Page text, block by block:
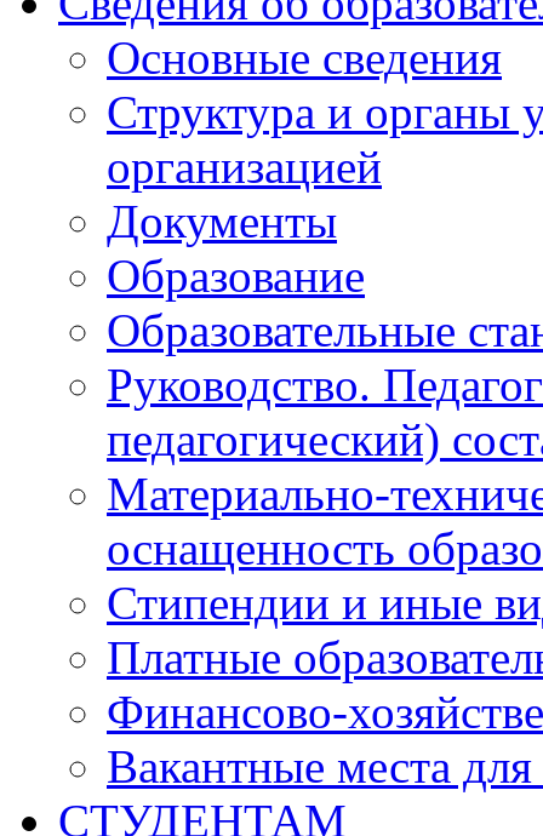
Основные сведения
Структура и органы
организацией
Документы
Образование
Образовательные
Руководство.
педагогический)
Материально-
оснащенность
Стипендии и иные
Платные
Финансово-
Вакантные места
СТУДЕНТАМ